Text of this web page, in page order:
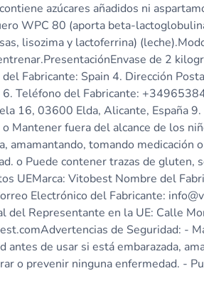
azúcares añadidos ni
WPC 80 (aporta beta-
lisozima y lactoferrina)
de 2
Fabricante: Spain 4. Dirección
Teléfono del Fabricante:
16, 03600 Elda, Alicante, España
fuera del alcance de los
tomando medicación
o Puede contener trazas de gluten,
UEMarca: Vitobest Nombre del
Electrónico del Fabricante:
Representante en la UE: Calle
de Seguridad: -
de usar si está embarazada,
o prevenir ninguna enfermedad. -